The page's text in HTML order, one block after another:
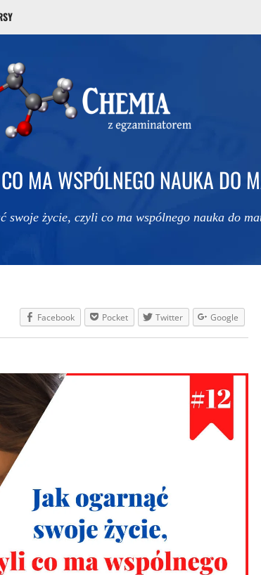
MA WSPÓLNEGO NAUKA DO
swoje życie, czyli co ma wspólnego nauka do
Facebook Pocket Twitter Google